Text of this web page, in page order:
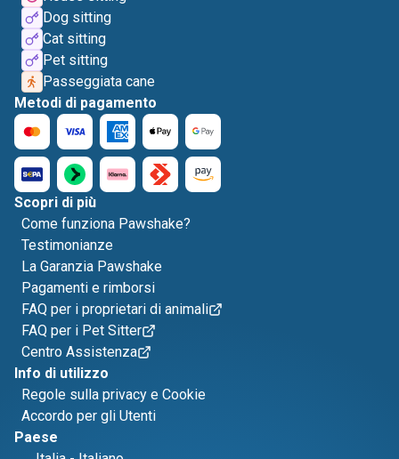
Dog sitting
Cat sitting
Pet sitting
Passeggiata cane
Metodi di pagamento
Scopri di più
Come funziona Pawshake?
Testimonianze
La Garanzia Pawshake
Pagamenti e rimborsi
FAQ per i proprietari di animali
FAQ per i Pet Sitter
Centro Assistenza
Info di utilizzo
Regole sulla privacy e Cookie
Accordo per gli Utenti
Paese